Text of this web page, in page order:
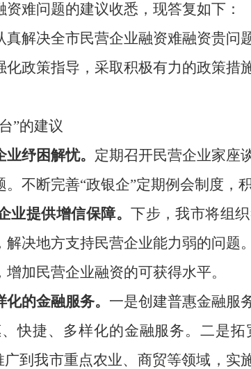
难问题的建议收悉，现答复如下：
解决全市民营企业融资难融资贵问
政策指导，采取积极有力的政策措
”的建议
纾困解忧。 定期召开民营企业家座
不断完善“政银企”定期例会制度，
业提供增信保障。下步，我市将组
决地方支持民营企业能力弱的问题
加民营企业融资的可获得水平。
的金融服务。 一是创建普惠金融服
快捷、多样化的金融服务。二是
广到我市重点农业、商贸等领域，实